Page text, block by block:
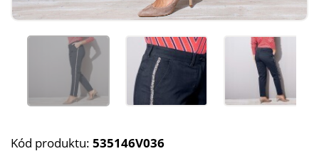
Kód produktu: 535146V036